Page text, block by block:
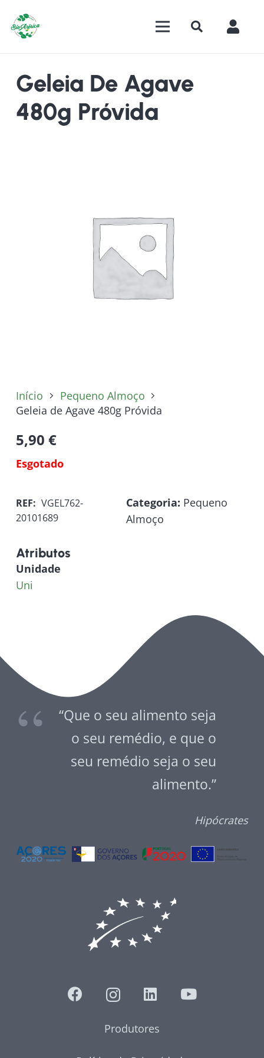
Geleia De Agave
480g Próvida
Início
Pequeno Almoço
Geleia de Agave 480g Próvida
5,90 €
Esgotado
REF: VGEL762-
20101689
Categoria: Pequeno
Almoço
Atributos
Unidade
Uni
“Que o seu alimento seja
o seu remédio, e que o
seu remédio seja o seu
alimento.”
Hipócrates
Produtores